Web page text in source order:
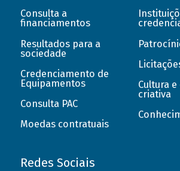
Consulta a
financiamentos
Resultados para a
sociedade
Credenciamento de
Equipamentos
Consulta PAC
Moedas contratuais
Cultura
criativa
Redes Sociais